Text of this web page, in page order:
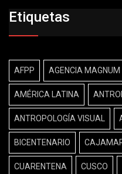
Etiquetas
AFPP AGENCIA MAGNUM
AMÉRICA LATINA
ANTROPOLOGÍA VISUAL
BICENTENARIO
CUARENTENA CUSCO